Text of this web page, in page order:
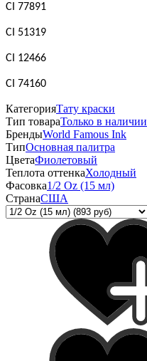
CI 77891
CI 51319
CI 12466
CI 74160
КатегорияТату краски
Тип товараТолько в наличии
БрендыWorld Famous Ink
ТипОсновная палитра
ЦветаФиолетовый
Теплота оттенкаХолодный
Фасовка1/2 Oz (15 мл)
СтранаСША